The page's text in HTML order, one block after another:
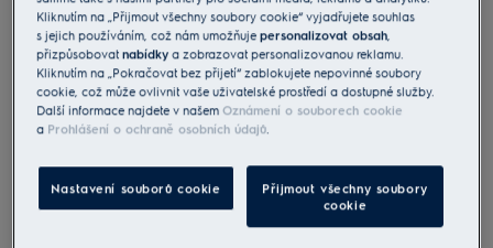
Benefity
Tiché odsávání pachů, aby v kuchyni byl po vaření příjemný vzduch.
Funkce Breeze v tichosti osvěží vzduch po vaření.
Hob2Hood® přizpůsobuje digestoř podle nastavení na varné desce.
nařízení EU 2023/988 jsou uvedeny v kapitole 1 a 2
Kliknutím na „Přijmout všechny soubory cookie“ vyjadřujete souhlas
s jejich používáním, což nám umožňujepersonalizovat obsah,
přizpůsobovatnabídky a zobrazovat personalizovanou reklamu.
Kliknutím na „Pokračovat bez přijetí“ zablokujete nepovinné soubory
cookie, což může ovlivnit vaše uživatelské prostředí a dostupné služby.
Další informace najdete v našemOznámení o souborech cookie
a Prohlášení o ochraně osobních údajů.
Nastavení souborů cookie
Přijmout všechny soubory
cookie